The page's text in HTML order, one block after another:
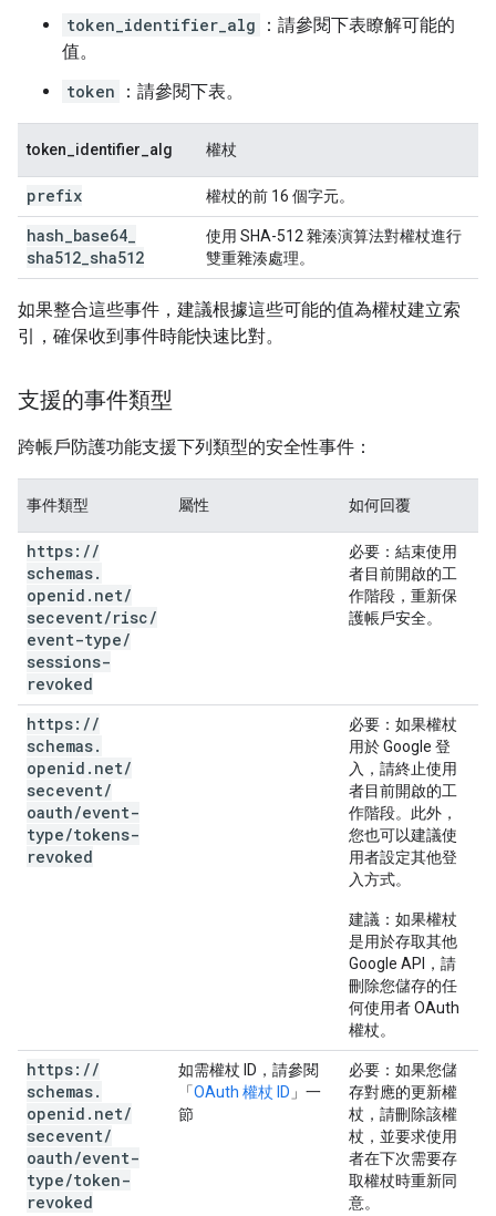
token_identifier_alg
：請參閱下表瞭解可能的
值。
token
：請參閱下表。
token_identifier_alg 權杖
prefix 權杖的前 16 個字元。
hash base64
sha512 sha512
使用 SHA-512 雜湊演算法對權杖進行
雙重雜湊處理。
如果整合這些事件，建議根據這些可能的值為權杖建立索
引，確保收到事件時能快速比對。
支援的事件類型
跨帳戶防護功能支援下列類型的安全性事件：
事件類型 屬性 如何回覆
https: //
schemas.
openid . net/
secevent/risc/
event-type/
sessions-
revoked
必要 ：結束使用
者目前開啟的工
作階段，重新保
護帳戶安全。
https: //
schemas.
openid . net/
secevent/
oauth/event-
type/tokens-
revoked
必要 ：如果權杖
用於 Google 登
入，請終止使用
者目前開啟的工
作階段。此外，
您也可以建議使
用者設定其他登
入方式。
建議 ：如果權杖
是用於存取其他
Google API，請
刪除您儲存的任
何使用者 OAuth
權杖。
https: //
schemas.
openid . net/
secevent/
oauth/event-
type/token-
revoked
如需權杖 ID，請參閱
「OAuth 權杖 ID 」一
節
必要 ：如果您儲
存對應的更新權
杖，請刪除該權
杖，並要求使用
者在下次需要存
取權杖時重新同
意。